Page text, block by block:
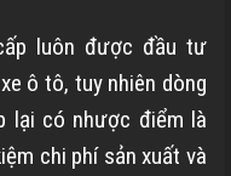
luôn được đầu tư
ô tô, tuy nhiên dòng
lại có nhược điểm là
chi phí sản xuất và